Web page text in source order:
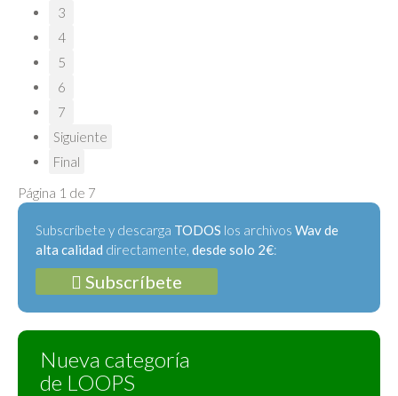
3
4
5
6
7
Siguiente
Final
Página 1 de 7
Subscríbete y descarga TODOS los archivos Wav de
alta calidad directamente, desde solo 2€:
Subscríbete
Nueva categoría
de LOOPS